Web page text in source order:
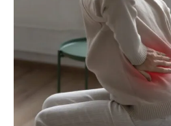
Nullam eu erat condimentum
Donec quis est ac felis
Orci varius natoque dolor
YEARLY PRICING